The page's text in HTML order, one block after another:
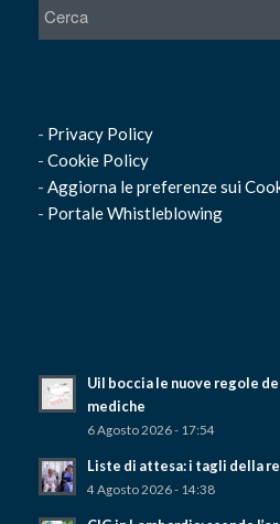
- Privacy Policy
- Cookie Policy
- Aggiorna le preferenze sui
- Portale Whistleblowing
Uil boccia le nuove regole
mediche
6 Agosto 2026 - 17:54
Liste di attesa: i tagli della
4 Agosto 2026 - 14:38